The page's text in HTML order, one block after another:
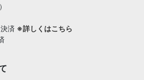
済 ※詳しくはこちら